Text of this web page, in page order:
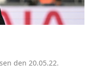
den 20.05.22.